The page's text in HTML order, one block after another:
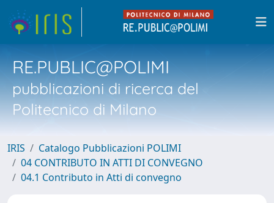
RE.PUBLIC@POLIMI
pubblicazioni di ricerca del
Politecnico di Milano
IRIS
Catalogo Pubblicazioni POLIMI
04 CONTRIBUTO IN ATTI DI CONVEGNO
04.1 Contributo in Atti di convegno